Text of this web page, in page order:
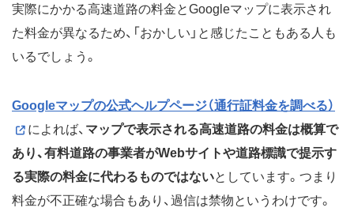
実際にかかる高速道路の料金とGoogleマップに表示され
た料金が異なるため、「おかしい」と感じたこともある人も
いるでしょう。
Googleマップの公式ヘルプページ（通行証料金を調べる）
によれば、 マップで表示される高速道路の料金は概算で
あり、有料道路の事業者がWebサイトや道路標識で提示す
る実際の料金に代わるものではないとしています。つまり
料金が不正確な場合もあり、過信は禁物というわけです。